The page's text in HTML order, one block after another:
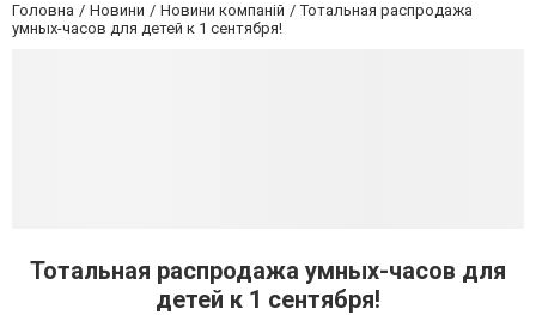
Головна Новини Новини компаній
Тотальная распродажа
умных-часов для детей к 1 сентября!
Тотальная распродажа умных-часов для
детей к 1 сентября!